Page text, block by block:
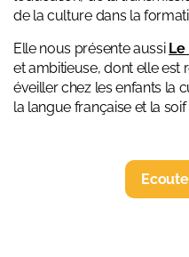
de la culture dans la
Elle nous présente aussi Le
et ambitieuse, dont elle est
éveiller chez les enfants la
la langue française et la